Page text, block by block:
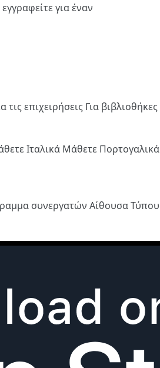
εγγραφείτε για έναν
τις επιχειρήσεις Για βιβλιοθήκες
Ιταλικά Μάθετε Πορτογαλικά
συνεργατών Αίθουσα Τύπου